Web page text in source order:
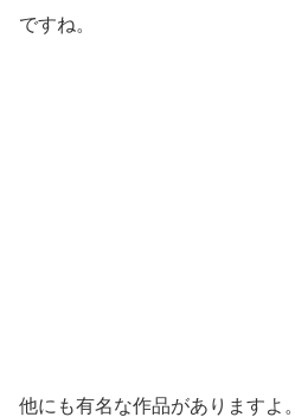
ですね。
他にも有名な作品がありますよ。